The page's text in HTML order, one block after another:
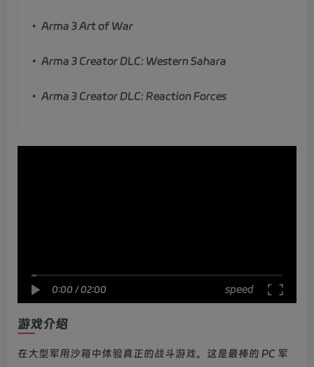
• Arma 3 Art of War
• Arma 3 Creator DLC: Western Sahara
• Arma 3 Creator DLC: Reaction Forces
0:00 /02:00 speed
游戏介绍
在大型军用沙箱中体验真正的战斗游戏。这是最棒的 PC 军